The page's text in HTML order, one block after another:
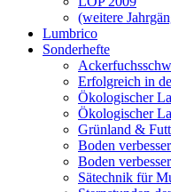
(weitere
Lumbrico
Sonderhefte
Erfolgreich in
Ökologischer
Ökologischer
Grünland &
Boden
Boden
Sätechnik für